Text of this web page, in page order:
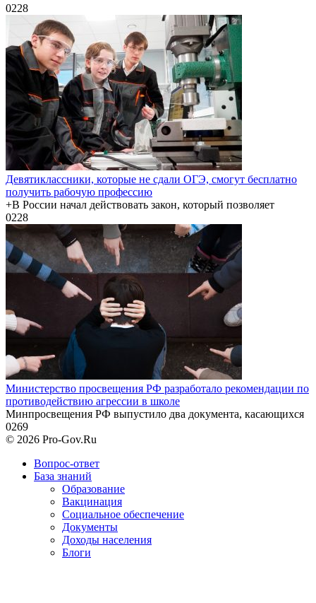
0228
Девятиклассники, которые не сдали ОГЭ, смогут бесплатно
получить рабочую профессию
+В России начал действовать закон, который позволяет
0228
Министерство просвещения РФ разработало рекомендации по
противодействию агрессии в школе
Минпросвещения РФ выпустило два документа, касающихся
0269
© 2026 Pro-Gov.Ru
Вопрос-ответ
База знаний
Образование
Вакцинация
Социальное обеспечение
Документы
Доходы населения
Блоги